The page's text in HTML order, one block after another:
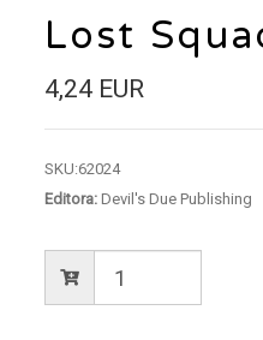
Lost
4,24 EUR
SKU:62024
Editora:Devil's Due Publishing